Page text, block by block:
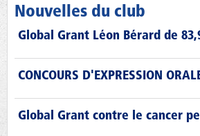
Nouvelles du club
Global Grant Léon Bérard de
CONCOURS D'EXPRESSION
Global Grant contre le cancer